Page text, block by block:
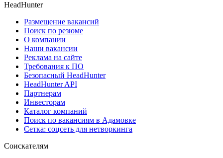
HeadHunter
Размещение вакансий
Поиск по резюме
О компании
Наши вакансии
Реклама на сайте
Требования к ПО
Безопасный HeadHunter
HeadHunter API
Партнерам
Инвесторам
Каталог компаний
Поиск по вакансиям в Адамовке
Сетка: соцсеть для нетворкинга
Соискателям